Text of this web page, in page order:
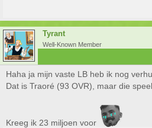
Tyrant
Well-Known Member
Haha ja mijn vaste LB heb ik nog
Dat is Traoré (93 OVR), maar die
Kreeg ik 23 miljoen voor